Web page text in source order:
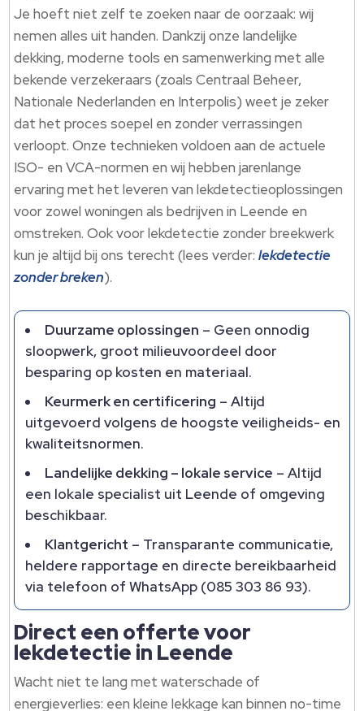
Je hoeft niet zelf te zoeken naar de oorzaak: wij
nemen alles uit handen. Dankzij onze landelijke
dekking, moderne tools en samenwerking met alle
bekende verzekeraars (zoals Centraal Beheer,
Nationale Nederlanden en Interpolis) weet je zeker
dat het proces soepel en zonder verrassingen
verloopt. Onze technieken voldoen aan de actuele
ISO- en VCA-normen en wij hebben jarenlange
ervaring met het leveren van lekdetectieoplossingen
voor zowel woningen als bedrijven in Leende en
omstreken. Ook voor lekdetectie zonder breekwerk
kun je altijd bij ons terecht (lees verder:lekdetectie
zonder breken).
Duurzame oplossingen – Geen onnodig
sloopwerk, groot milieuvoordeel door
besparing op kosten en materiaal.
Keurmerk en certificering – Altijd
uitgevoerd volgens de hoogste veiligheids- en
kwaliteitsnormen.
Landelijke dekking – lokale service – Altijd
een lokale specialist uit Leende of omgeving
beschikbaar.
Klantgericht – Transparante communicatie,
heldere rapportage en directe bereikbaarheid
via telefoon of WhatsApp (085 303 86 93).
Direct een offerte voor
lekdetectie in Leende
Wacht niet te lang met waterschade of
energieverlies: een kleine lekkage kan binnen no-time